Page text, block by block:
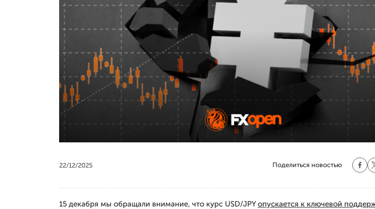
22/12/2025 Поделиться новостью
15 декабря мы обращали внимание, что курс USD/JPYопускается к ключевой